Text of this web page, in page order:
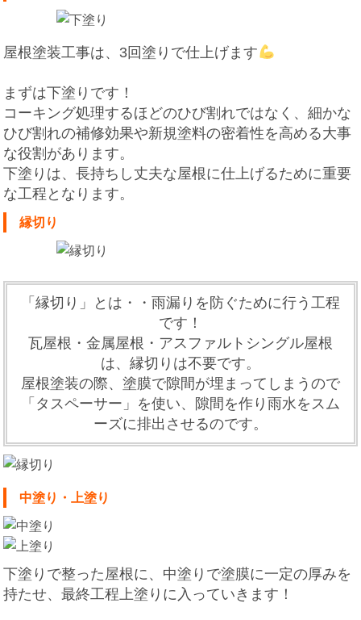
屋根塗装工事は、3回塗りで仕上げます
まずは下塗りです！
コーキング処理するほどのひび割れではなく、細かな
ひび割れの補修効果や新規塗料の密着性を高める大事
な役割があります。
下塗りは、長持ちし丈夫な屋根に仕上げるために重要
な工程となります。
縁切り
「縁切り」とは・・雨漏りを防ぐために行う工程
です！
瓦屋根・金属屋根・アスファルトシングル屋根
は、縁切りは不要です。
屋根塗装の際、塗膜で隙間が埋まってしまうので
「タスペーサー」を使い、隙間を作り雨水をスム
ーズに排出させるのです。
中塗り・上塗り
下塗りで整った屋根に、中塗りで塗膜に一定の厚みを
持たせ、最終工程上塗りに入っていきます！